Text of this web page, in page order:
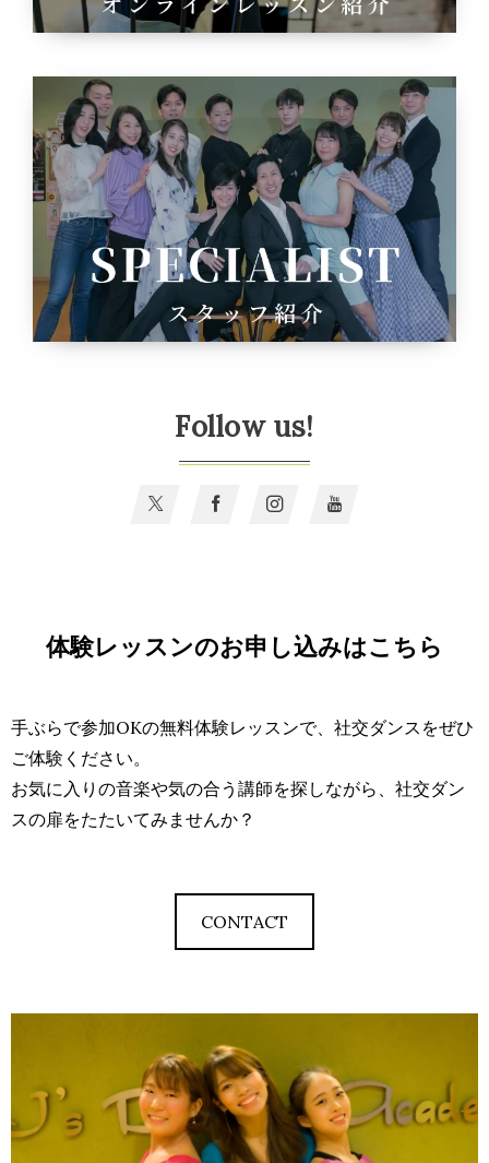
Follow us!
体験レッスンのお申し込みはこちら
手ぶらで参加OKの無料体験レッスンで、社交ダンスをぜひ
ご体験ください。
お気に入りの音楽や気の合う講師を探しながら、社交ダン
スの扉をたたいてみませんか？
CONTACT